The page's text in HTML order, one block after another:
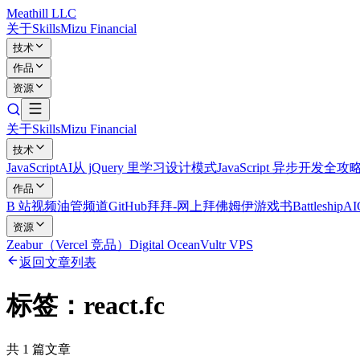
Meathill LLC
关于SkillsMizu Financial
技术
作品
资源
关于SkillsMizu Financial
技术
JavaScriptAI从 jQuery 里学习设计模式JavaScript 异步开发全攻
作品
B 站视频油管频道GitHub拜拜-网上拜佛姆伊游戏书Battleship
资源
Zeabur（Vercel 竞品） Digital OceanVultr VPS
返回文章列表
标签： react.fc
共 1 篇文章